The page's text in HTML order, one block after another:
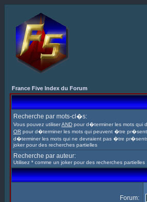
France Five Index du Forum
Recherche par mots-cl�s:
Vous pouvez utiliserAND pour d�terminer les mots
OR pour d�terminer les mots qui peuvent �tre
d�terminer les mots qui ne devraient pas �tre
joker pour des recherches partielles
Recherche par auteur:
Utilisez * comme un joker pour des recherches partielles
Forum: